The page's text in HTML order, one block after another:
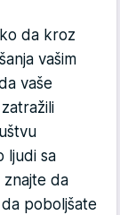
da kroz
vašim
vaše
ljudi sa
znajte da
poboljšate